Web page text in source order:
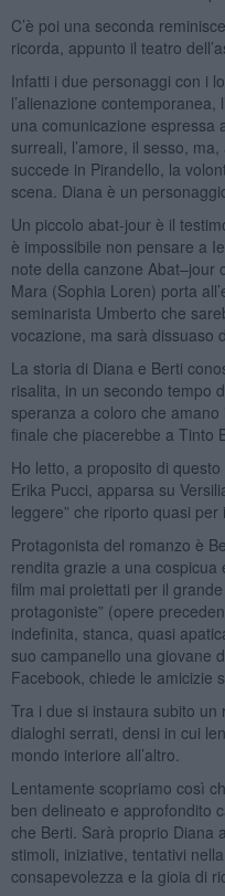
C’è poi una seconda
ricorda, appunto il teatro
Infatti i due personaggi con i
l’alienazione contemporanea,
una comunicazione espressa
surreali, l’amore, il sesso,
succede in Pirandello, la
scena. Diana è un
Un piccolo abat-jour è il
è impossibile non pensare a
note della canzone Abat–jour
Mara (Sophia Loren) porta
seminarista Umberto che
vocazione, ma sarà dissuaso
La storia di Diana e Berti
risalita, in un secondo tempo
speranza a coloro che
finale che piacerebbe a Tinto
Ho letto, a proposito di
Erika Pucci, apparsa su
leggere” che riporto quasi per
Protagonista del romanzo è
rendita grazie a una
film mai proiettati per il
protagoniste” (opere
indefinita, stanca, quasi
suo campanello una giovane
Facebook, chiede le amicizie
Tra i due si instaura subito
dialoghi serrati, densi in cui
mondo interiore all’altro.
Lentamente scopriamo così
ben delineato e approfondito
che Berti. Sarà proprio Diana
stimoli, iniziative, tentativi
consapevolezza e la gioia di